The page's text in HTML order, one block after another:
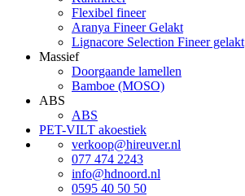
Flexibel fineer
Aranya Fineer Gelakt
Lignacore Selection Fineer gelakt
Massief
Doorgaande lamellen
Bamboe (MOSO)
ABS
ABS
PET-VILT akoestiek
verkoop@hireuver.nl
077 474 2243
info@hdnoord.nl
0595 40 50 50